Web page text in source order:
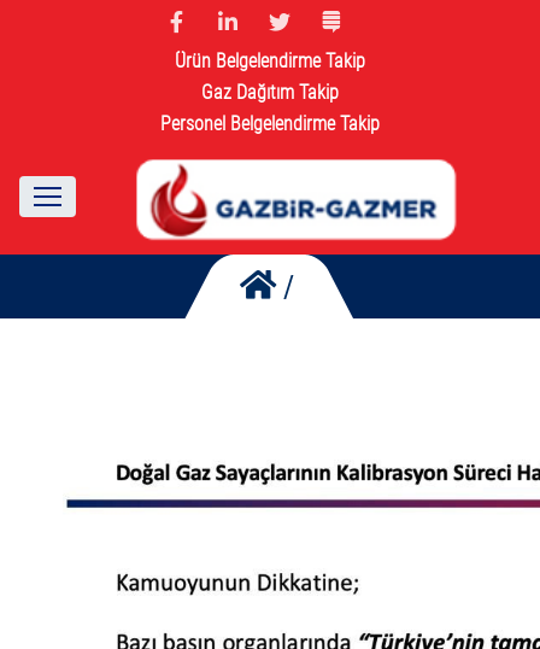
Ürün Belgelendirme Takip
Gaz Dağıtım Takip
Personel Belgelendirme Takip
/